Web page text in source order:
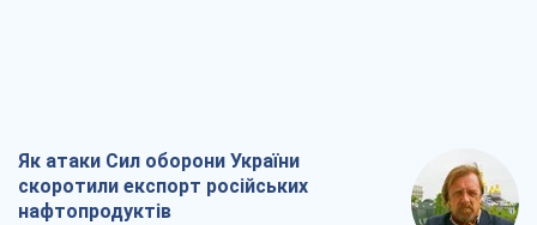
Як атаки Сил оборони України
скоротили експорт російських
нафтопродуктів